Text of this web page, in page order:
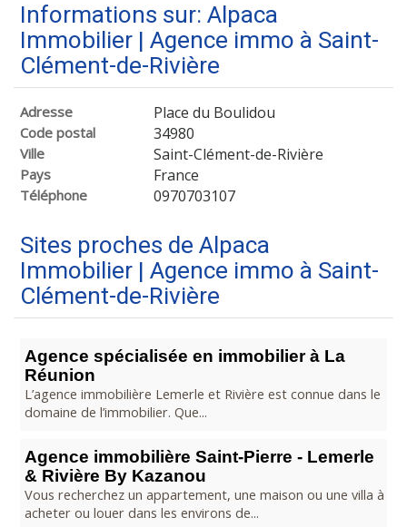
Informations sur: Alpaca
Immobilier | Agence immo à Saint-
Clément-de-Rivière
Adresse Place du Boulidou
Code postal 34980
Ville Saint-Clément-de-Rivière
Pays France
Téléphone 0970703107
Sites proches de Alpaca
Immobilier | Agence immo à Saint-
Clément-de-Rivière
Agence spécialisée en immobilier à La
Réunion
L’agence immobilière Lemerle et Rivière est connue dans le
domaine de l’immobilier. Que...
Agence immobilière Saint-Pierre - Lemerle
& Rivière By Kazanou
Vous recherchez un appartement, une maison ou une villa à
acheter ou louer dans les environs de...